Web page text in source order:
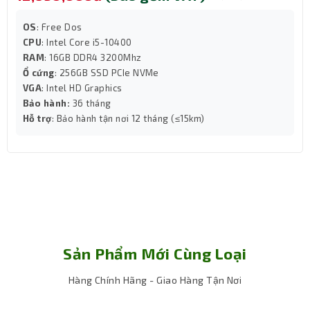
kế riêng cho tác vụ trí tuệ nhân tạo – đóng vai trò như
bộ nhớ tạm tốc độ cao chuyên biệt cho quá trình huấn
luyện và suy luận AI. Hệ thống này không chỉ lưu trữ
nhanh mà còn tối ưu pipeline dữ liệu, giúp giảm độ trễ
đáng kể trong quá trình xử lý thuật toán phức tạp.
OS: Free Dos
CPU: Intel Core i5-10400
RAM: 16GB DDR4 3200Mhz
Ổ cứng: 256GB SSD PCIe NVMe
VGA: Intel HD Graphics
Bảo hành: 36 tháng
Hỗ trợ: Bảo hành tận nơi 12 tháng (≤15km)
Sản Phẩm Mới Cùng Loại
Hàng Chính Hãng - Giao Hàng Tận Nơi